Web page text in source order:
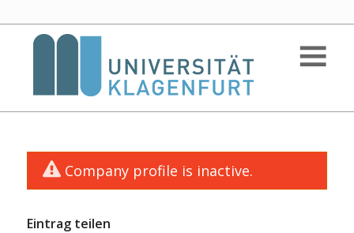
Company profile is inactive.
Eintrag teilen